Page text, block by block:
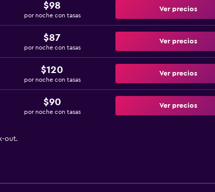
$98
por noche con tasas
Ver precios
$87
por noche con tasas
Ver precios
$120
por noche con tasas
Ver precios
$90
por noche con tasas
Ver precios
out.